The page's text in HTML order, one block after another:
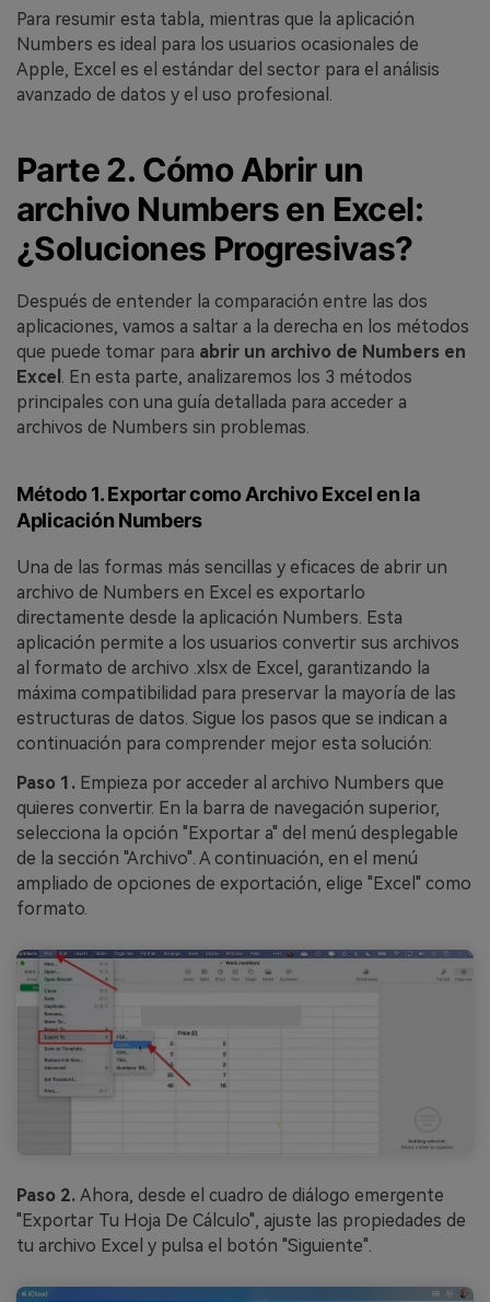
Para resumir esta tabla, mientras que la aplicación
Numbers es ideal para los usuarios ocasionales de
Apple, Excel es el estándar del sector para el análisis
avanzado de datos y el uso profesional.
Parte 2. Cómo Abrir un
archivo Numbers en Excel:
¿Soluciones Progresivas?
Después de entender la comparación entre las dos
aplicaciones, vamos a saltar a la derecha en los métodos
que puede tomar para abrir un archivo de Numbers en
Excel . En esta parte, analizaremos los 3 métodos
principales con una guía detallada para acceder a
archivos de Numbers sin problemas.
Método 1. Exportar como Archivo Excel en la
Aplicación Numbers
Una de las formas más sencillas y eficaces de abrir un
archivo de Numbers en Excel es exportarlo
directamente desde la aplicación Numbers. Esta
aplicación permite a los usuarios convertir sus archivos
al formato de archivo .xlsx de Excel, garantizando la
máxima compatibilidad para preservar la mayoría de las
estructuras de datos. Sigue los pasos que se indican a
continuación para comprender mejor esta solución:
Paso 1. Empieza por acceder al archivo Numbers que
quieres convertir. En la barra de navegación superior,
selecciona la opción "Exportar a" del menú desplegable
de la sección "Archivo". A continuación, en el menú
ampliado de opciones de exportación, elige "Excel" como
formato.
Paso 2. Ahora, desde el cuadro de diálogo emergente
"Exportar Tu Hoja De Cálculo", ajuste las propiedades de
tu archivo Excel y pulsa el botón "Siguiente".